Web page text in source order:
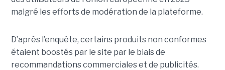
malgré les efforts de modération de la plateforme.
D’après l’enquête, certains produits non conformes
étaient boostés par le site par le biais de
recommandations commerciales et de publicités.